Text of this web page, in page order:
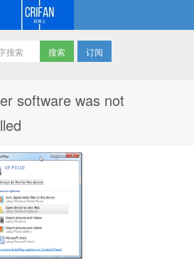
订阅
software was not